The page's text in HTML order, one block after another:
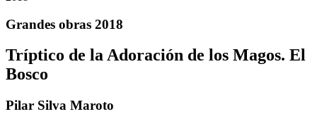
Grandes obras 2018
Tríptico de la Adoración de los Magos. El
Bosco
Pilar Silva Maroto